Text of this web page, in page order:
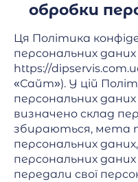
обробки
Ця Політика
персональних
https://
«Сайт»). У цій
персональних даних
визначено склад
збираються, мета
персональних
персональних даних
передали свої